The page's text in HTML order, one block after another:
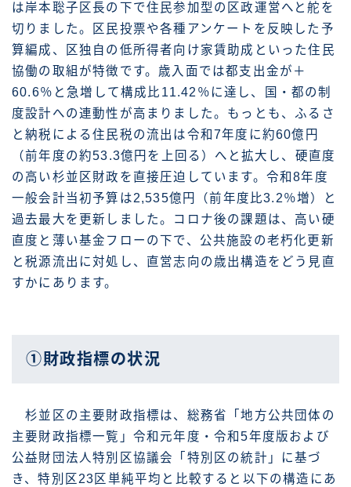
は岸本聡子区長の下で住民参加型の区政運営へと舵を
切りました。区民投票や各種アンケートを反映した予
算編成、区独自の低所得者向け家賃助成といった住民
協働の取組が特徴です。歳入面では都支出金が＋
60.6％と急増して構成比11.42％に達し、国・都の制
度設計への連動性が高まりました。もっとも、ふるさ
と納税による住民税の流出は令和7年度に約60億円
（前年度の約53.3億円を上回る）へと拡大し、硬直度
の高い杉並区財政を直接圧迫しています。令和8年度
一般会計当初予算は2,535億円（前年度比3.2％増）と
過去最大を更新しました。コロナ後の課題は、高い硬
直度と薄い基金フローの下で、公共施設の老朽化更新
と税源流出に対処し、直営志向の歳出構造をどう見直
すかにあります。
①財政指標の状況
杉並区の主要財政指標は、総務省「地方公共団体の
主要財政指標一覧」令和元年度・令和5年度版および
公益財団法人特別区協議会「特別区の統計」に基づ
き、特別区23区単純平均と比較すると以下の構造にあ